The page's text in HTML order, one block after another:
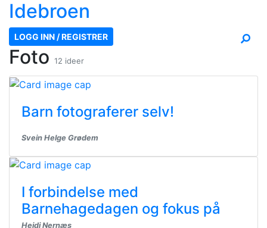
Idebroen
LOGG INN / REGISTRER
Foto 12 ideer
Barn fotograferer selv!
Svein Helge Grødem
I forbindelse med
Barnehagedagen og fokus på
Heidi Nernæs